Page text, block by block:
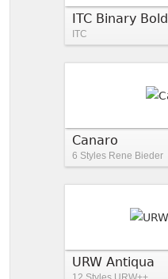
ITC Binary Bold
ITC
Canaro
6 Styles Rene Bieder
URW Antiqua